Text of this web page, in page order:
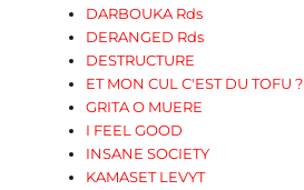
DARBOUKA Rds
DERANGED Rds
DESTRUCTURE
ET MON CUL C'EST DU TOFU ?
GRITA O MUERE
I FEEL GOOD
INSANE SOCIETY
KAMASET LEVYT